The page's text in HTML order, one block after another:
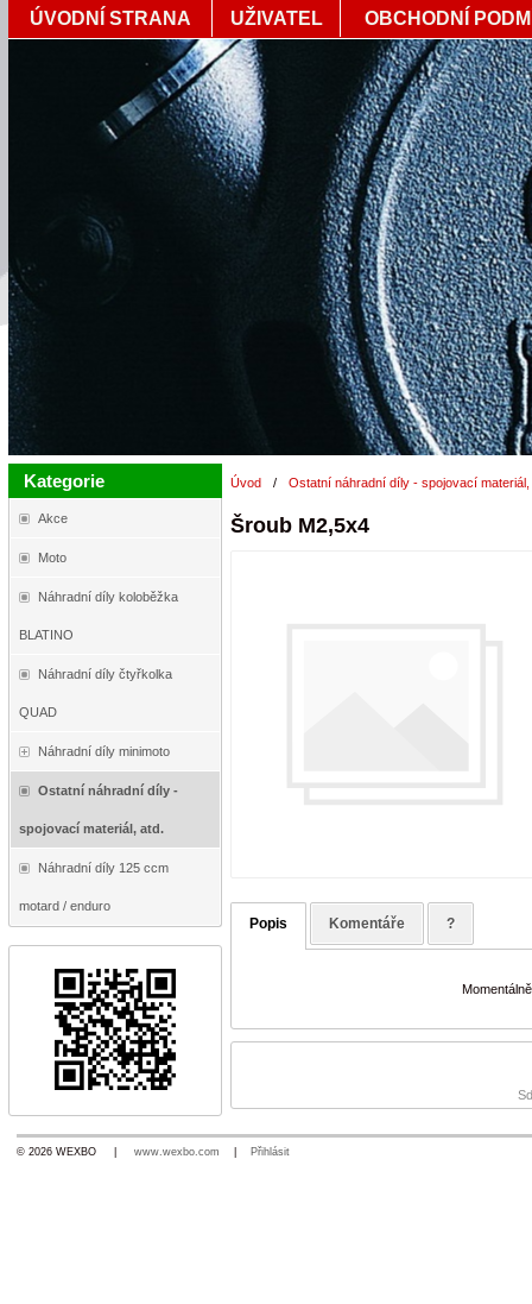
ÚVODNÍ STRANA UŽIVATEL OBCHODNÍ
Kategorie
Akce
Moto
Náhradní díly koloběžka
BLATINO
Náhradní díly čtyřkolka
QUAD
Náhradní díly minimoto
Ostatní náhradní díly -
spojovací materiál, atd.
Náhradní díly 125 ccm
motard / enduro
Úvod / Ostatní náhradní díly - spojovací materiál,
Šroub M2,5x4
Popis Komentáře ?
© 2026 WEXBO | www.wexbo.com Přihlásit